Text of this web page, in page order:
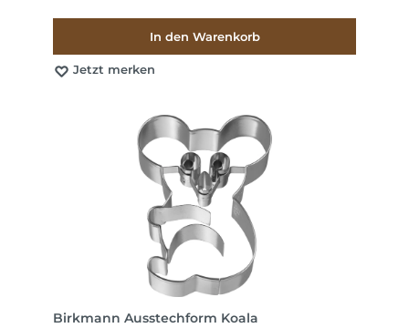
In den Warenkorb
Jetzt merken
Birkmann Ausstechform Koala